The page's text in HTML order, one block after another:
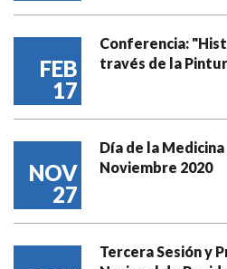
FEB
17
Conferencia:
través de la
NOV
27
Día de la
Noviembre 2020
Tercera Sesión y